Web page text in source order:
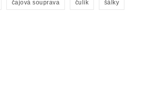
čajová souprava čulík šálky